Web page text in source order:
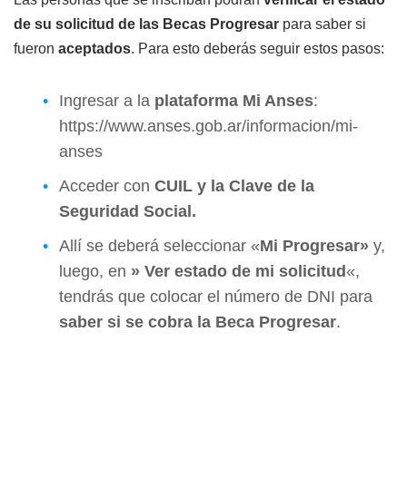
de su solicitud de las Becas Progresar para saber si
fueron aceptados. Para esto deberás seguir estos pasos:
Ingresar a la plataforma Mi Anses:
https://www.anses.gob.ar/informacion/mi-
anses
Acceder con CUIL y la Clave de la
Seguridad Social.
Allí se deberá seleccionar «Mi Progresar» y,
luego, en » Ver estado de mi solicitud«,
tendrás que colocar el número de DNI para
saber si se cobra la Beca Progresar.